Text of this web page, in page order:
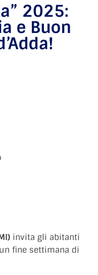
2025:
e Buon
invita gli abitanti
fine settimana di